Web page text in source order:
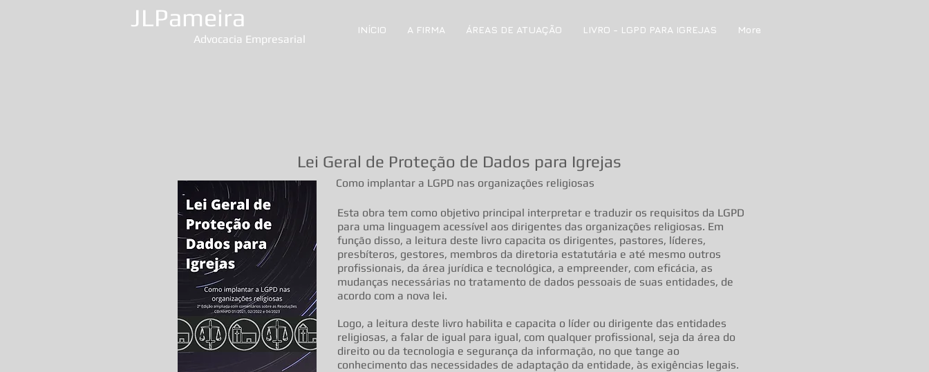
JLPameira
Advocacia Empresarial
INÍCIO A FIRMA ÁREAS DE ATUAÇÃO LIVRO - LGPD PARA IGREJAS More
Lei Geral de Proteção de Dados para Igrejas
Como implantar a LGPD nas organizações religiosas
Esta obra tem como objetivo principal interpretar e traduzir os requisitos da LGPD
para uma linguagem acessível aos dirigentes das organizações religiosas. Em
função disso, a leitura deste livro capacita os dirigentes, pastores, líderes,
presbíteros, gestores, membros da diretoria estatutária e até mesmo outros
profissionais, da área jurídica e tecnológica, a empreender, com eficácia, as
mudanças necessárias no tratamento de dados pessoais de suas entidades, de
acordo com a nova lei.
Logo, a leitura deste livro habilita e capacita o líder ou dirigente das entidades
religiosas, a falar de igual para igual, com qualquer profissional, seja da área do
direito ou da tecnologia e segurança da informação, no que tange ao
conhecimento das necessidades de adaptação da entidade, às exigências legais.